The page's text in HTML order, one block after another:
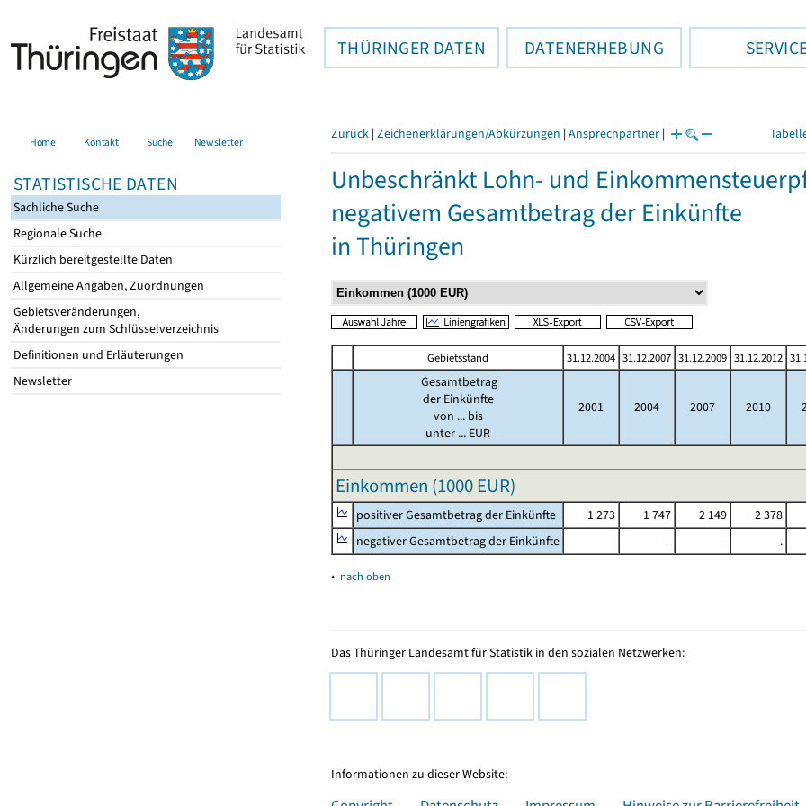
THÜRINGER DATEN DATENERHEBUNG
Home Kontakt Suche Newsletter
STATISTISCHE DATEN
Sachliche Suche
Regionale Suche
Kürzlich bereitgestellte Daten
Allgemeine Angaben, Zuordnungen
Gebietsveränderungen,
Änderungen zum Schlüsselverzeichnis
Definitionen und Erläuterungen
Newsletter
Zurück | Zeichenerklärungen/Abkürzungen | Ansprechpartner |
Unbeschränkt Lohn- und
negativem Gesamtbetrag der Einkünfte
in Thüringen
Gebietsstand 31.12.2004 31.12.2007 31.12.2009 31.12.2012
Gesamtbetrag
der Einkünfte
von ... bis
unter ... EUR
2001 2004 2007 2010
Einkommen (1000 EUR)
positiver Gesamtbetrag der Einkünfte 1 273 1 747 2 149 2 378
negativer Gesamtbetrag der Einkünfte
- - - .
▴ nach oben
Das Thüringer Landesamt für Statistik in den sozialen Netzwerken:
Informationen zu dieser Website: